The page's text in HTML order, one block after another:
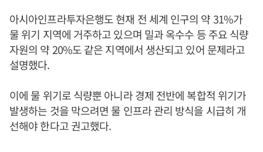
아시아인프라투자은행도 현재 전 세계 인구의 약 31%가
물 위기 지역에 거주하고 있으며 밀과 옥수수 등 주요 식량
자원의 약 20%도 같은 지역에서 생산되고 있어 문제라고
설명했다.
이에 물 위기로 식량뿐 아니라 경제 전반에 복합적 위기가
발생하는 것을 막으려면 물 인프라 관리 방식을 시급히 개
선해야 한다고 권고했다.